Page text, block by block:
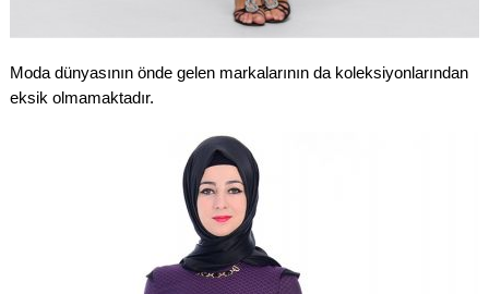
Moda dünyasının önde gelen markalarının da koleksiyonlarından
eksik olmamaktadır.